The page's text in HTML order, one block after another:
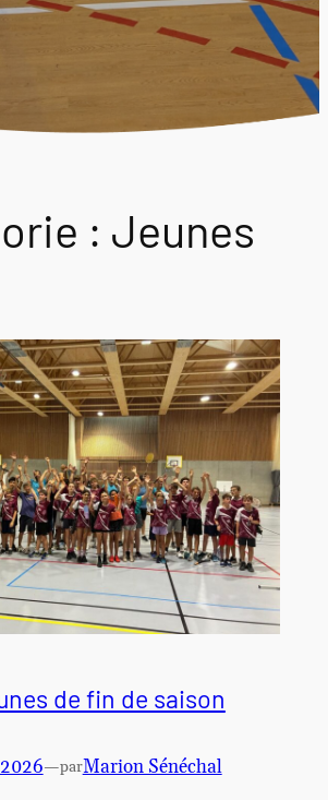
: Jeunes
de fin de saison
—parMarion Sénéchal